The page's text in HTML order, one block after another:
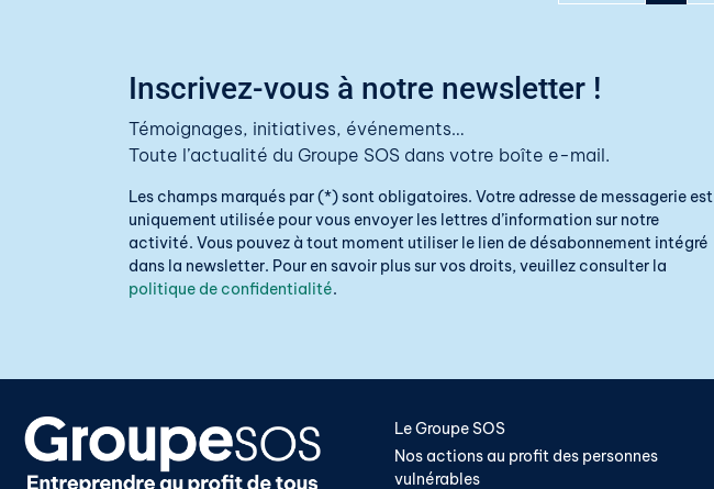
Inscrivez-vous à notre newsletter !
Témoignages, initiatives, événements…
Toute l’actualité du Groupe SOS dans votre boîte e-mail.
Les champs marqués par (*) sont obligatoires. Votre adresse de messagerie est
uniquement utilisée pour vous envoyer les lettres d’information sur notre
activité. Vous pouvez à tout moment utiliser le lien de désabonnement intégré
dans la newsletter. Pour en savoir plus sur vos droits, veuillez consulter la
politique de confidentialité.
Le Groupe SOS
Nos actions au profit des personnes
vulnérables